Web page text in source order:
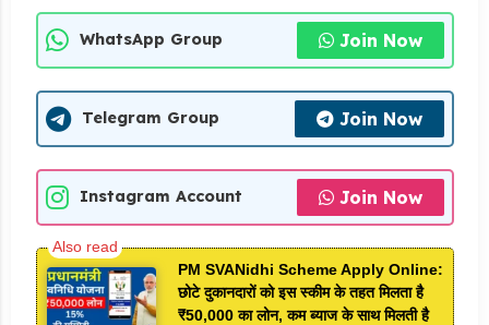
WhatsApp Group Join Now
Telegram Group Join Now
Instagram Account Join Now
PM SVANidhi Scheme Apply Online:
छोटे दुकानदारों को इस स्कीम के तहत मिलता है
₹50,000 का लोन, कम ब्याज के साथ मिलती है